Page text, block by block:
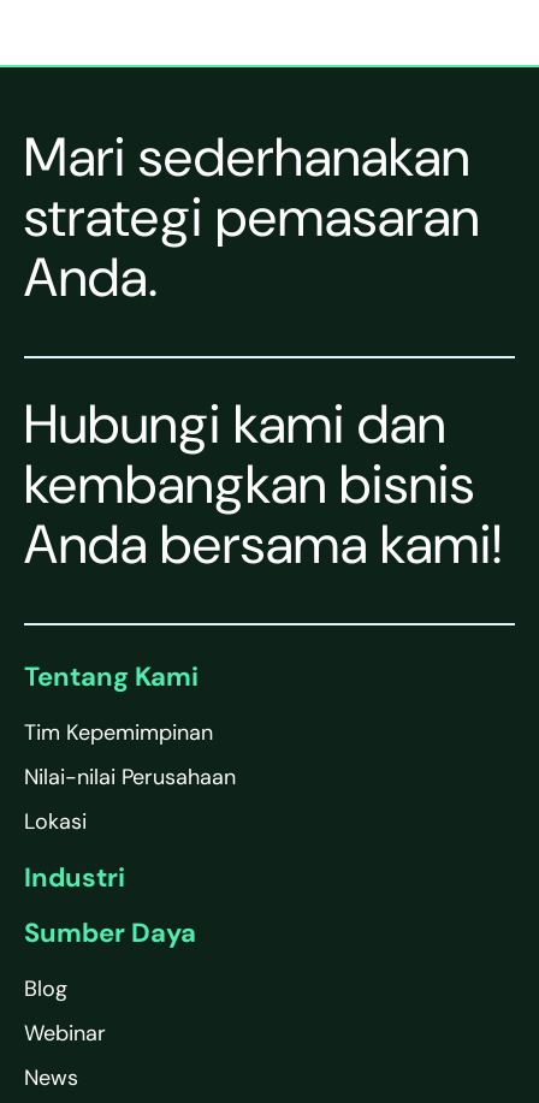
Mari sederhanakan
strategi pemasaran
Anda.
Hubungi kami dan
kembangkan bisnis
Anda bersama kami!
Tentang Kami
Tim Kepemimpinan
Nilai-nilai Perusahaan
Lokasi
Industri
Sumber Daya
Blog
Webinar
News